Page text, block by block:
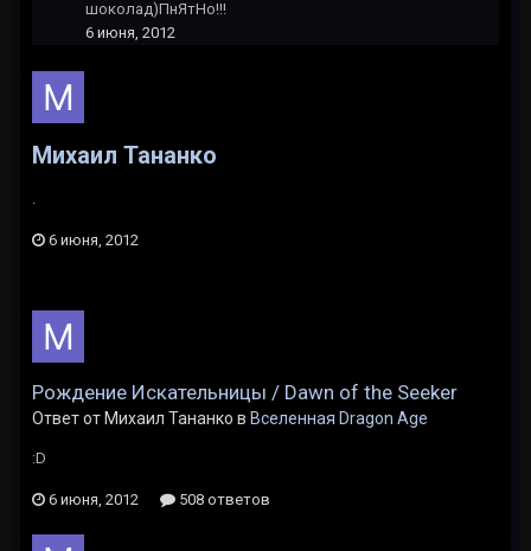
шоколад)ПнЯтНо!!!
6 июня, 2012
Михаил Тананко
.
6 июня, 2012
Рождение Искательницы / Dawn of the Seeker
Ответ от Михаил Тананко в Вселенная Dragon Age
:D
6 июня, 2012 508 ответов